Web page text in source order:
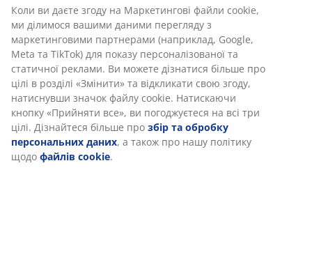
Коли ви даєте згоду на Маркетингові файли cookie,
ми ділимося вашими даними перегляду з
маркетинговими партнерами (наприклад, Google,
Meta та TikTok) для показу персоналізованої та
статичної реклами. Ви можете дізнатися більше про
цілі в розділі «Змінити» та відкликати свою згоду,
натиснувши значок файлу cookie. Натискаючи
кнопку «Прийняти все», ви погоджуєтеся на всі три
цілі. Дізнайтеся більше про збір та обробку
персональних даних, а також про нашу політику
щодо файлів cookie.